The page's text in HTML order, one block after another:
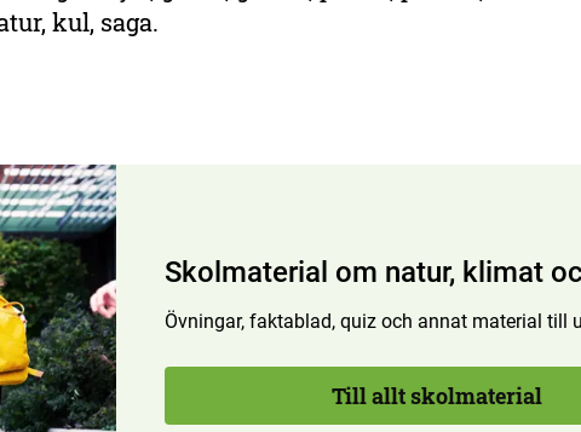
kul, saga.
Skolmaterial om natur, klimat
Övningar, faktablad, quiz och annat material till
Till allt skolmaterial